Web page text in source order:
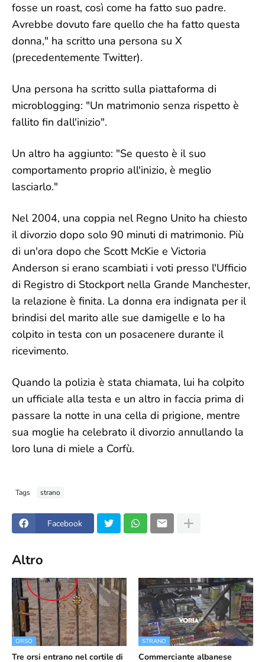
fosse un roast, così come ha fatto suo padre.
Avrebbe dovuto fare quello che ha fatto questa
donna," ha scritto una persona su X
(precedentemente Twitter).
Una persona ha scritto sulla piattaforma di
microblogging: "Un matrimonio senza rispetto è
fallito fin dall'inizio".
Un altro ha aggiunto: "Se questo è il suo
comportamento proprio all'inizio, è meglio
lasciarlo."
Nel 2004, una coppia nel Regno Unito ha chiesto
il divorzio dopo solo 90 minuti di matrimonio. Più
di un'ora dopo che Scott McKie e Victoria
Anderson si erano scambiati i voti presso l'Ufficio
di Registro di Stockport nella Grande Manchester,
la relazione è finita. La donna era indignata per il
brindisi del marito alle sue damigelle e lo ha
colpito in testa con un posacenere durante il
ricevimento.
Quando la polizia è stata chiamata, lui ha colpito
un ufficiale alla testa e un altro in faccia prima di
passare la notte in una cella di prigione, mentre
sua moglie ha celebrato il divorzio annullando la
loro luna di miele a Corfù.
Tags strano
Facebook
Altro
ORSO
Tre orsi entrano nel cortile di
STRANO
Commerciante albanese